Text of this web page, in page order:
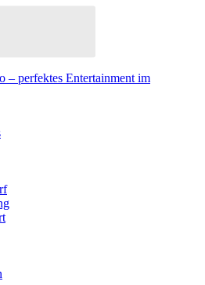
perfektes Entertainment im